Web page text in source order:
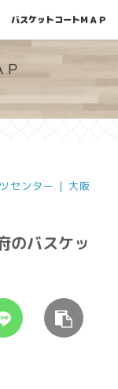
トコート情報
Ｐ
センター | 大阪
のバスケッ
バスケットコートＭＡＰ